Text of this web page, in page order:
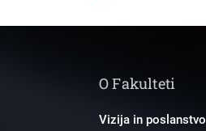
O Fakulteti
Vizija in poslanstvo